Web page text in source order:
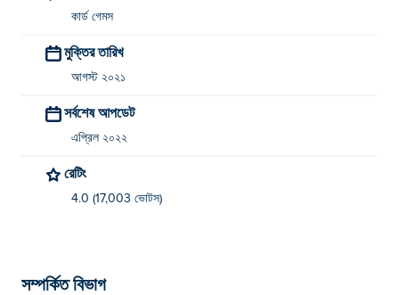
কার্ড গেমস
মুক্তির তারিখ
আগস্ট ২০২১
সর্বশেষ আপডেট
এপ্রিল ২০২২
রেটিং
4.0 (17,003 ভোটস)
সম্পর্কিত বিভাগ